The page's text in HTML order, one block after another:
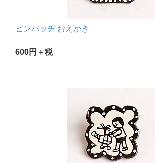
ピンバッヂ おえかき
600円＋税